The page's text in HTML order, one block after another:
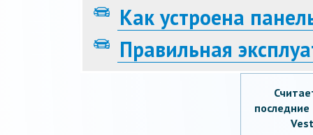
Как устроена
Правильная